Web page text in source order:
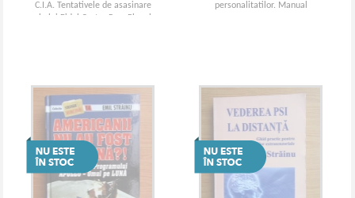
C.I.A. Tentativele de asasinare
ale lui Fidel Castro Ruz. Planul
personalitatilor. Manual